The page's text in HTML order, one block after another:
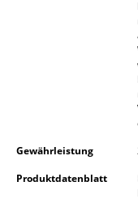
Nachttische &
Accessoires
Gewährleistung
Produktdatenblatt